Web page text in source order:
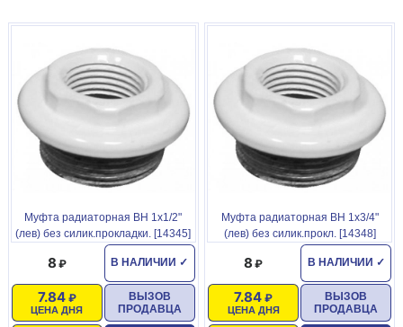
Муфта радиаторная ВН 1x1/2"
(лев) без силик.прокладки. [14345]
В НАЛИЧИИ ✓
8
ЦЕНА ДНЯ
7.84
ВЫЗОВ
ПРОДАВЦА
Муфта радиаторная ВН 1x3/4"
(лев) без силик.прокл. [14348]
В НАЛИЧИИ ✓
8
ЦЕНА ДНЯ
7.84
ВЫЗОВ
ПРОДАВЦА